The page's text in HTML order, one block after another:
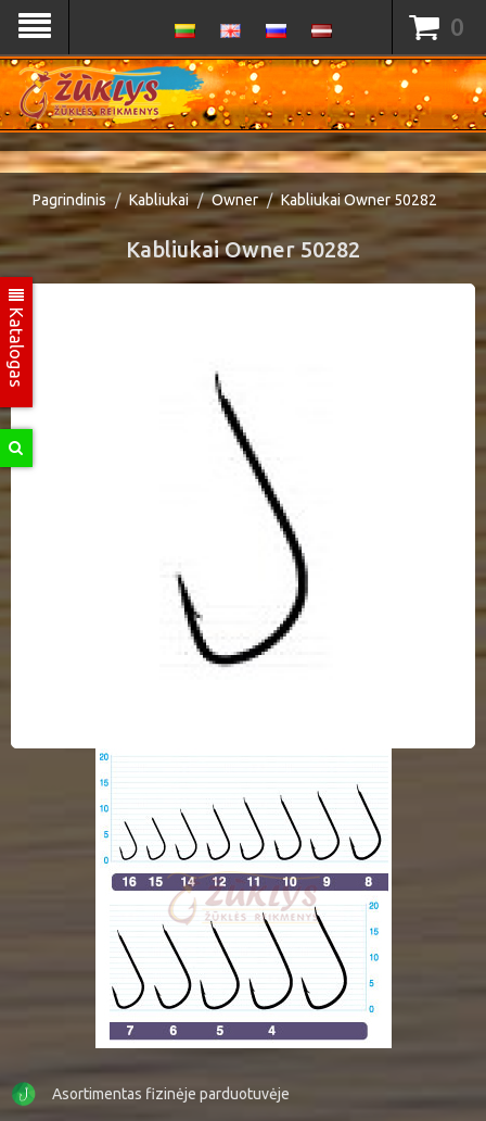
Katalogas
0
Pagrindinis Kabliukai Owner Kabliukai Owner 50282
Kabliukai Owner 50282
Asortimentas fizinėje parduotuvėje